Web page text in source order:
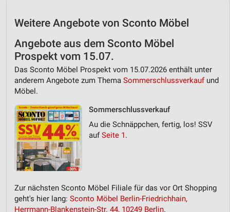
Weitere Angebote von Sconto Möbel
Angebote aus dem Sconto Möbel
Prospekt vom 15.07.
Das Sconto Möbel Prospekt vom 15.07.2026 enthält unter
anderem Angebote zum Thema Sommerschlussverkaufund
Möbel.
Sommerschlussverkauf
Au die Schnäppchen, fertig, los! SSV
aufSeite 1.
Zur nächsten Sconto Möbel Filiale für das vor Ort Shopping
geht's hier lang: Sconto Möbel Berlin-Friedrichhain,
Herrmann-Blankenstein-Str. 44, 10249 Berlin.